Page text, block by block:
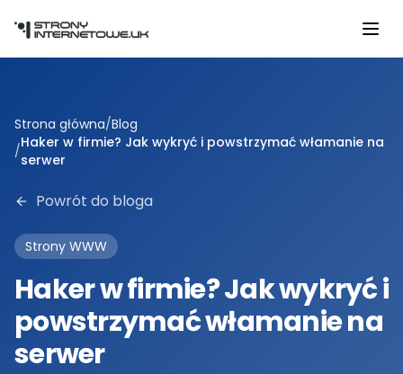
Strona główna/Blog
/Haker w firmie? Jak wykryć i powstrzymać włamanie na
serwer
Powrót do bloga
Strony WWW
Haker w firmie? Jak wykryć i
powstrzymać włamanie na
serwer